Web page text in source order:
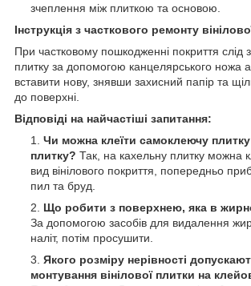
зчеплення між плиткою та основою.
Інструкція з часткового ремонту
При частковому пошкодженні покриття слід
плитку за допомогою канцелярського ножа
вставити нову, знявши захисний папір та
до поверхні.
Відповіді на найчастіші запитання:
Чи можна клеїти самоклеючу
плитку? Так, на кахельну плитку можна
вид вінілового покриття, попередньо
пил та бруд.
Що робити з поверхнею, яка в
За допомогою засобів для видалення
наліт, потім просушити.
Якого розміру нерівності
монтування вінілової плитки на